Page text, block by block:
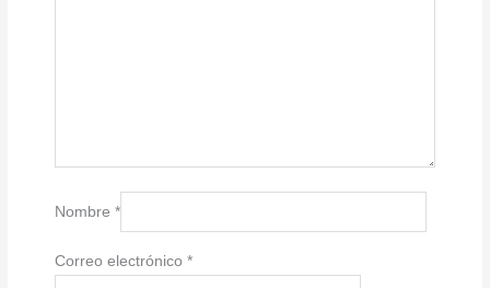
Nombre*
Correo electrónico*